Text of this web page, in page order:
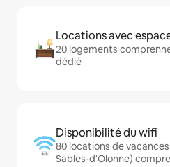
Locations avec
20 logements
dédié
Disponibilité du wifi
80 locations de
Sables-d'Olonne)